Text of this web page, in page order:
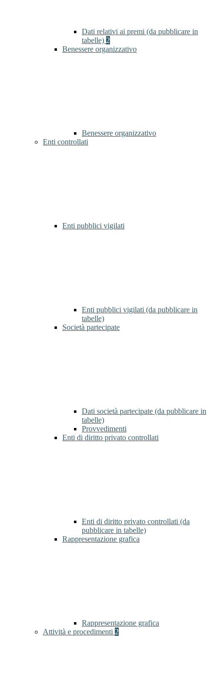
Dati relativi ai premi (da pubblicare in
tabelle) 2
Benessere organizzativo
Benessere organizzativo
Enti controllati
Enti pubblici vigilati
Enti pubblici vigilati (da pubblicare in
tabelle)
Società partecipate
Dati società partecipate (da pubblicare in
tabelle)
Provvedimenti
Enti di diritto privato controllati
Enti di diritto privato controllati (da
pubblicare in tabelle)
Rappresentazione grafica
Rappresentazione grafica
Attività e procedimenti 2